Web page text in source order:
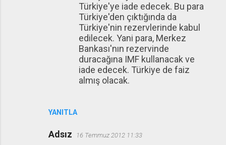
YANITLA
Türkiye'ye iade edecek. Bu para
Türkiye'den çıktığında da
Türkiye'nin rezervlerinde kabul
edilecek. Yani para, Merkez
Bankası'nın rezervinde
duracağına IMF kullanacak ve
iade edecek. Türkiye de faiz
almış olacak.
Adsız 16 Temmuz 2012 11:33